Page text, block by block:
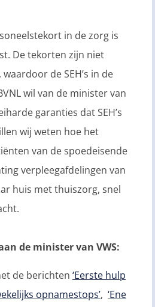
in de zorg is
De tekorten zijn niet
de SEH’s in de
wil van de minister van
garanties dat SEH’s
wij weten hoe het
van de spoedeisende
verpleegafdelingen van
huis met thuiszorg, snel
de minister van VWS:
de berichten ‘Eerste hulp
opnamestops’, ‘Ene